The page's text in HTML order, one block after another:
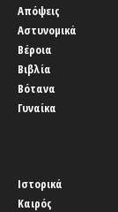
Απόψεις
Αστυνομικά
Βέροια
Βιβλία
Βότανα
Γυναίκα
Ιστορικά
Καιρός